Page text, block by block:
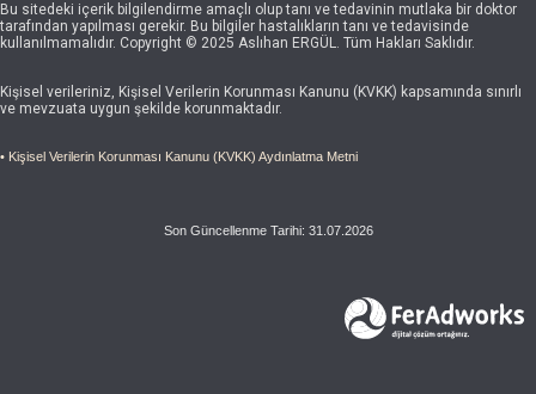
Bu sitedeki içerik bilgilendirme amaçlı olup tanı ve tedavinin mutlaka bir doktor
tarafından yapılması gerekir. Bu bilgiler hastalıkların tanı ve tedavisinde
kullanılmamalıdır. Copyright © 2025 Aslıhan ERGÜL. Tüm Hakları Saklıdır.
Kişisel verileriniz, Kişisel Verilerin Korunması Kanunu (KVKK) kapsamında sınırlı
ve mevzuata uygun şekilde korunmaktadır.
• Kişisel Verilerin Korunması Kanunu (KVKK) Aydınlatma Metni
Son Güncellenme Tarihi: 31.07.2026